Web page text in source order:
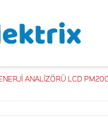
ANALİZÖRÜ LCD